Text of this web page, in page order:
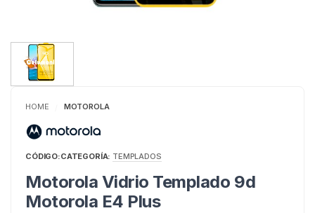
HOME MOTOROLA
CÓDIGO:CATEGORÍA: TEMPLADOS
Motorola Vidrio Templado 9d
Motorola E4 Plus